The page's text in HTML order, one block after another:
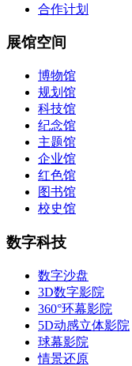
合作计划
展馆空间
博物馆
规划馆
科技馆
纪念馆
主题馆
企业馆
红色馆
图书馆
校史馆
数字科技
数字沙盘
3D数字影院
360°环幕影院
5D动感立体影院
球幕影院
情景还原